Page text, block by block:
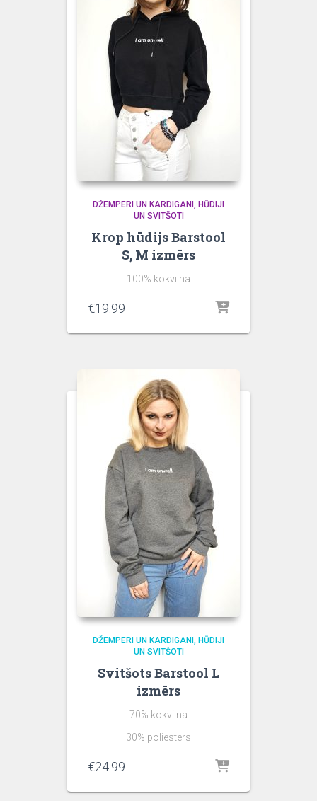
DŽEMPERI UN KARDIGANI
HŪDIJI
UN SVITŠOTI
Krop hūdijs Barstool
S, M izmērs
100% kokvilna
€19.99
DŽEMPERI UN KARDIGANI
HŪDIJI
UN SVITŠOTI
Svitšots Barstool L
izmērs
70% kokvilna
30% poliesters
€24.99